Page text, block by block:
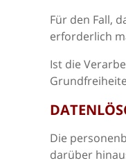
Für den Fall,
erforderlich
Ist die
Die
darüber